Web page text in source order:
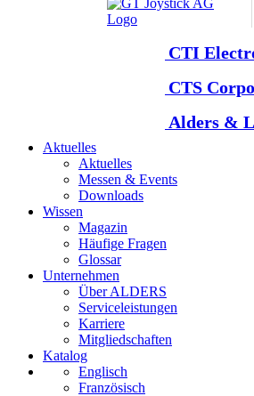
CTI
CTS
Alders &
Aktuelles
Aktuelles
Messen & Events
Downloads
Wissen
Magazin
Häufige Fragen
Glossar
Unternehmen
Über ALDERS
Serviceleistungen
Karriere
Mitgliedschaften
Katalog
Englisch
Französisch